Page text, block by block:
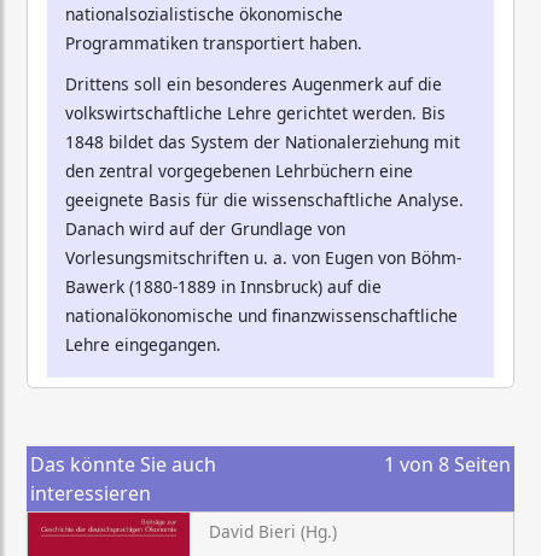
nationalsozialistische ökonomische
Programmatiken transportiert haben.
Drittens soll ein besonderes Augenmerk auf die
volkswirtschaftliche Lehre gerichtet werden. Bis
1848 bildet das System der Nationalerziehung mit
den zentral vorgegebenen Lehrbüchern eine
geeignete Basis für die wissenschaftliche Analyse.
Danach wird auf der Grundlage von
Vorlesungsmitschriften u. a. von Eugen von Böhm-
Bawerk (1880-1889 in Innsbruck) auf die
nationalökonomische und finanzwissenschaftliche
Lehre eingegangen.
Das könnte Sie auch
interessieren
1 von 8 Seiten
David Bieri (Hg.)